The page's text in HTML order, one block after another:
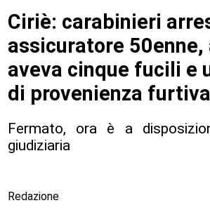
Ciriè: carabinieri
assicuratore 50enne,
aveva cinque fucili e
di provenienza furtiva
Fermato, ora è a
giudiziaria
Redazione